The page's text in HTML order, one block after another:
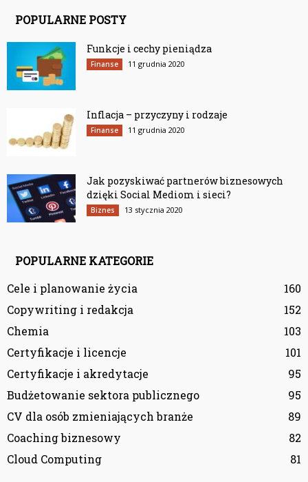
POPULARNE POSTY
Funkcje i cechy pieniądza
Finanse 11 grudnia 2020
Inflacja – przyczyny i rodzaje
Finanse 11 grudnia 2020
Jak pozyskiwać partnerów biznesowych
dzięki Social Mediom i sieci?
Biznes 13 stycznia 2020
POPULARNE KATEGORIE
Cele i planowanie życia
160
Copywriting i redakcja
152
Chemia
103
Certyfikacje i licencje
101
Certyfikacje i akredytacje
95
Budżetowanie sektora publicznego
95
CV dla osób zmieniających branże
89
Coaching biznesowy
82
Cloud Computing
81